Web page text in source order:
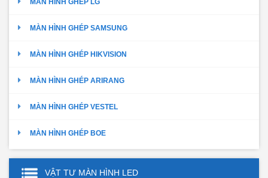
MÀN HÌNH GHÉP SAMSUNG
MÀN HÌNH GHÉP HIKVISION
MÀN HÌNH GHÉP ARIRANG
MÀN HÌNH GHÉP VESTEL
MÀN HÌNH GHÉP BOE
VẬT TƯ MÀN HÌNH LED